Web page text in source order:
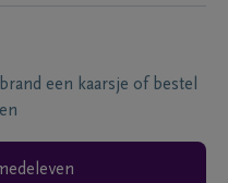
een kaarsje of bestel